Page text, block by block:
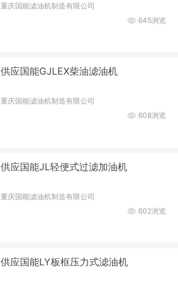
重庆国能滤油机制造有限公司
645浏览
供应国能GJLEX柴油滤油机
重庆国能滤油机制造有限公司
608浏览
供应国能JL轻便式过滤加油机
重庆国能滤油机制造有限公司
602浏览
供应国能LY板框压力式滤油机